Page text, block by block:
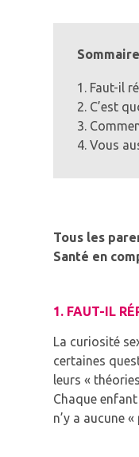
1. Faut-il
2. C’est
3.
4. Vous
Tous les
Santé en
1. FAUT-IL
La curiosité
certaines
leurs «
Chaque
n’y a aucune